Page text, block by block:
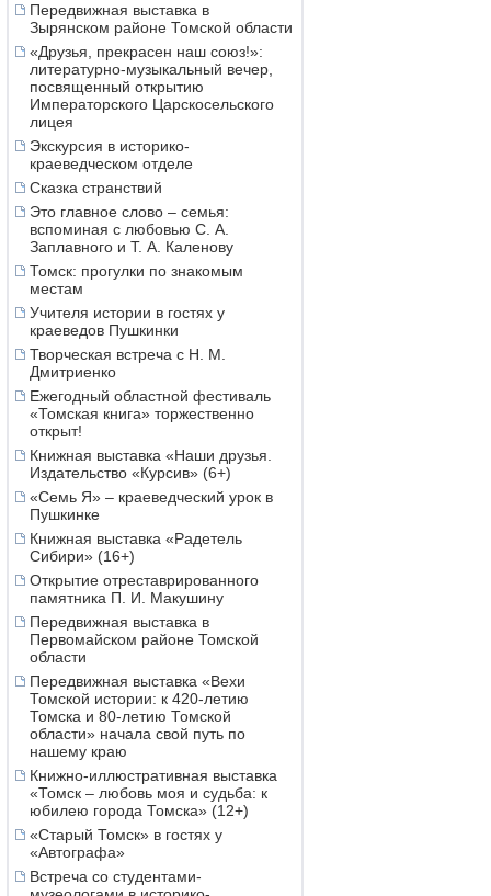
Передвижная выставка в
Зырянском районе Томской области
«Друзья, прекрасен наш союз!»:
литературно-музыкальный вечер,
посвященный открытию
Императорского Царскосельского
лицея
Экскурсия в историко-
краеведческом отделе
Сказка странствий
Это главное слово – семья:
вспоминая с любовью С. А.
Заплавного и Т. А. Каленову
Томск: прогулки по знакомым
местам
Учителя истории в гостях у
краеведов Пушкинки
Творческая встреча с Н. М.
Дмитриенко
Ежегодный областной фестиваль
«Томская книга» торжественно
открыт!
Книжная выставка «Наши друзья.
Издательство «Курсив» (6+)
«Семь Я» – краеведческий урок в
Пушкинке
Книжная выставка «Радетель
Сибири» (16+)
Открытие отреставрированного
памятника П. И. Макушину
Передвижная выставка в
Первомайском районе Томской
области
Передвижная выставка «Вехи
Томской истории: к 420-летию
Томска и 80-летию Томской
области» начала свой путь по
нашему краю
Книжно-иллюстративная выставка
«Томск – любовь моя и судьба: к
юбилею города Томска» (12+)
«Старый Томск» в гостях у
«Автографа»
Встреча со студентами-